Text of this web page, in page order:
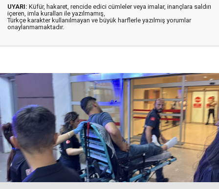
UYARI: Küfür, hakaret, rencide edici cümleler veya imalar, inançlara saldırı
içeren, imla kuralları ile yazılmamış,
Türkçe karakter kullanılmayan ve büyük harflerle yazılmış yorumlar
onaylanmamaktadır.